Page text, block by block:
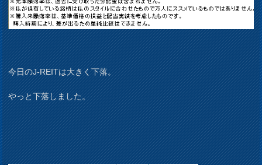
今日のJ-REITは大きく下落。
やっと下落しました。